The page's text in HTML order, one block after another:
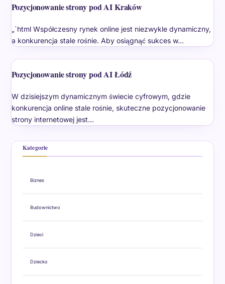
Pozycjonowanie strony pod AI Kraków
„`html Współczesny rynek online jest niezwykle dynamiczny,
a konkurencja stale rośnie. Aby osiągnąć sukces w…
Pozycjonowanie strony pod AI Łódź
W dzisiejszym dynamicznym świecie cyfrowym, gdzie
konkurencja online stale rośnie, skuteczne pozycjonowanie
strony internetowej jest…
Kategorie
Biznes
Budownictwo
Dzieci
Dziecko